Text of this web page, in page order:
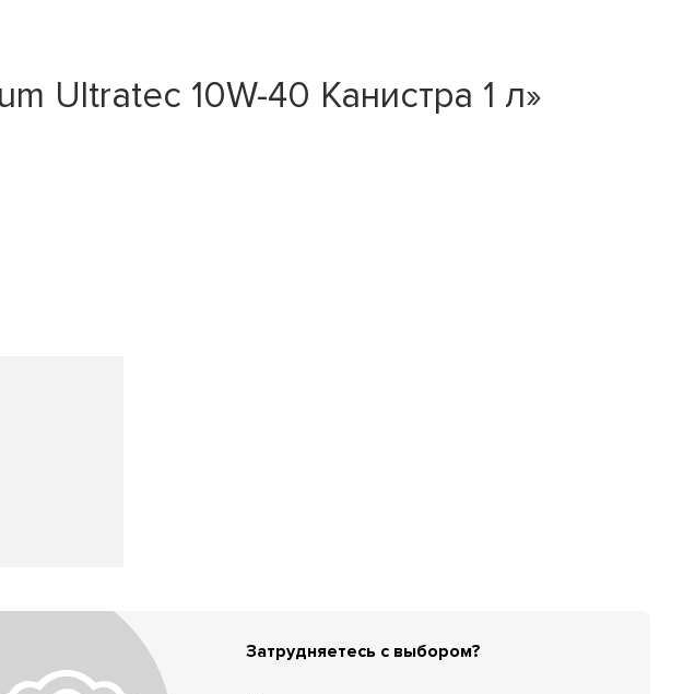
Ultratec 10W-40 Канистра 1 л»
Затрудняетесь с выбором?